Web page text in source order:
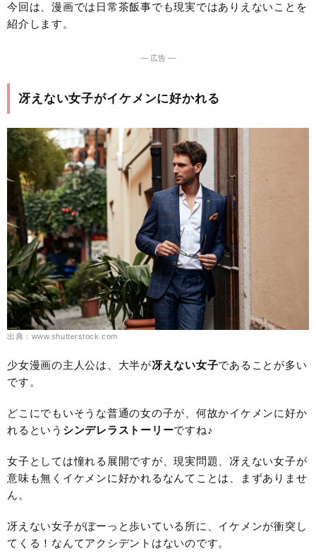
今回は、漫画では日常茶飯事でも現実ではありえないことを
紹介します。
― 広告 ―
冴えない女子がイケメンに好かれる
出典：www.shutterstock.com
少女漫画の主人公は、大半が冴えない女子であることが多い
です。
どこにでもいそうな普通の女の子が、何故かイケメンに好か
れるという シンデレラストーリーですね♪
女子としては憧れる展開ですが、現実問題、冴えない女子が
意味も無くイケメンに好かれるなんてことは、まずありませ
ん。
冴えない女子がぼーっと歩いている所に、イケメンが衝突し
てくる！なんてアクシデントはないのです。